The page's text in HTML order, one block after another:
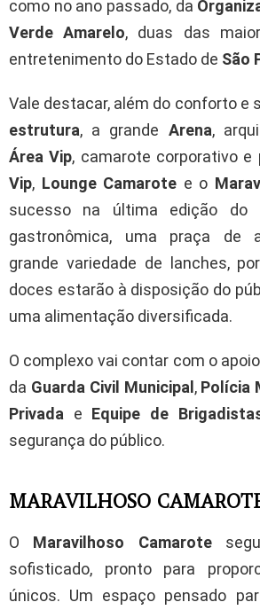
como no ano passado, da
Verde Amarelo, duas das
entretenimento do Estado de São
Vale destacar, além do conforto e
estrutura, a grande Arena,
Área Vip, camarote corporativo e
Vip, Lounge Camarote e o
sucesso na última edição do
gastronômica, uma praça de
grande variedade de lanches,
doces estarão à disposição do
uma alimentação diversificada.
O complexo vai contar com o
da Guarda Civil Municipal, Polícia
Privada e Equipe de
segurança do público.
MARAVILHOSO
O Maravilhoso Camarote
sofisticado, pronto para
únicos. Um espaço pensado